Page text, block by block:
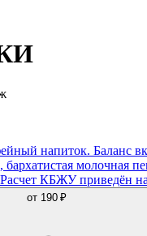
напиток. Баланс
молочная
КБЖУ приведён
от 190 ₽